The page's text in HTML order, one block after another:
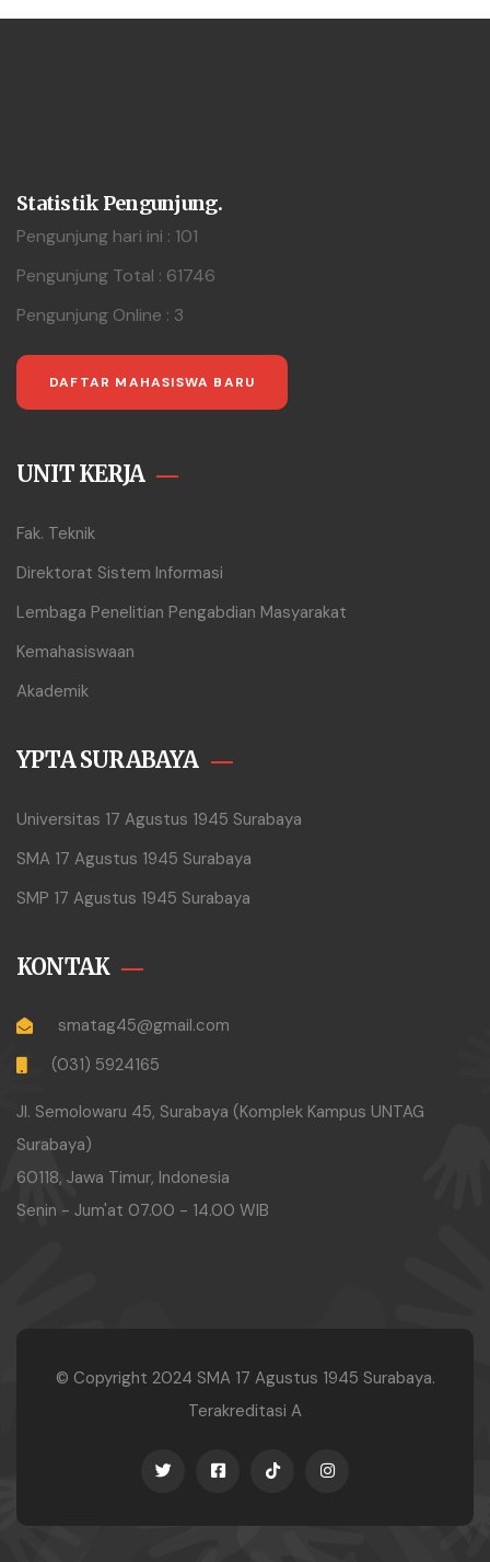
Statistik Pengunjung.
Pengunjung hari ini : 101
Pengunjung Total : 61746
Pengunjung Online : 3
DAFTAR MAHASISWA BARU
UNIT KERJA
Fak. Teknik
Direktorat Sistem Informasi
Lembaga Penelitian Pengabdian Masyarakat
Kemahasiswaan
Akademik
YPTA SURABAYA
Universitas 17 Agustus 1945 Surabaya
SMA 17 Agustus 1945 Surabaya
SMP 17 Agustus 1945 Surabaya
KONTAK
smatag45@gmail.com
(031) 5924165
Jl. Semolowaru 45, Surabaya (Komplek Kampus UNTAG
Surabaya)
60118, Jawa Timur, Indonesia
Senin - Jum'at 07.00 - 14.00 WIB
© Copyright 2024 SMA 17 Agustus 1945 Surabaya.
Terakreditasi A